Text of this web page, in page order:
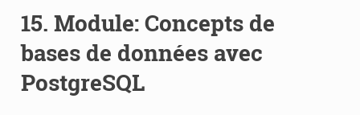
15. Module: Concepts de
bases de données avec
PostgreSQL